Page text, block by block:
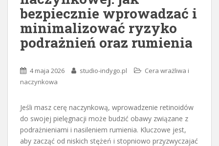
bezpiecznie wprowadzać i
minimalizować ryzyko
podrażnień oraz rumienia
4 maja 2026 studio-indygo.pl
Cera wrażliwa i
naczynkowa
Jeśli masz cerę naczynkową, wprowadzenie retinoidów
do swojej pielęgnacji może budzić obawy związane z
podrażnieniami i nasileniem rumienia. Kluczowe jest,
aby zacząć od niskich stężeń i stopniowo przyzwyczajać